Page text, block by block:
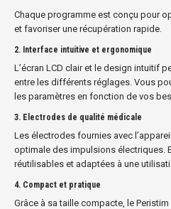
Chaque programme est conçu pour
et favoriser une récupération rapide.
2. Interface intuitive et ergonomique
L’écran LCD clair et le design intuitif
entre les différents réglages. Vous
les paramètres en fonction de vos
3. Electrodes de qualité médicale
Les électrodes fournies avec
optimale des impulsions électriques.
réutilisables et adaptées à une
4. Compact et pratique
Grâce à sa taille compacte, le